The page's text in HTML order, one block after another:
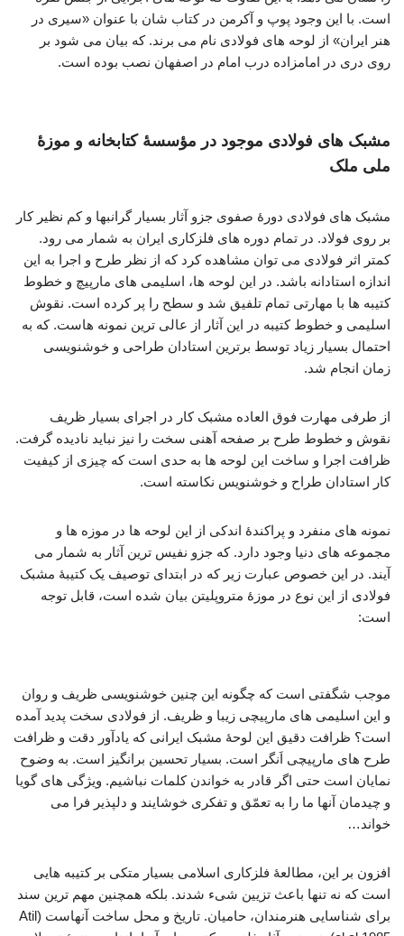
است. با این وجود پوپ و آکرمن در کتاب شان با عنوان «سیری در
هنر ایران» از لوحه های فولادی نام می برند. که بیان می شود بر
روی دری در امامزاده درب امام در اصفهان نصب بوده است.
مشبک های فولادی موجود در مؤسسۀ کتابخانه و موزۀ
ملی ملک
مشبک های فولادی دورۀ صفوی جزو آثار بسیار گرانبها و کم نظیر کار
بر روی فولاد. در تمام دوره های فلزکاری ایران به شمار می رود.
کمتر اثر فولادی می توان مشاهده کرد که از نظر طرح و اجرا به این
اندازه استادانه باشد. در این لوحه ها، اسلیمی های مارپیچ و خطوط
کتیبه ها با مهارتی تمام تلفیق شد و سطح را پر کرده است. نقوش
اسلیمی و خطوط کتیبه در این آثار از عالی ترین نمونه هاست. که به
احتمال بسیار زیاد توسط برترین استادان طراحی و خوشنویسی
زمان انجام شد.
از طرفی مهارت فوق العاده مشبک کار در اجرای بسیار ظریف
نقوش و خطوط طرح بر صفحه آهنی سخت را نیز نباید نادیده گرفت.
ظرافت اجرا و ساخت این لوحه ها به حدی است که چیزی از کیفیت
کار استادان طراح و خوشنویس نکاسته است.
نمونه های منفرد و پراکندۀ اندکی از این لوحه ها در موزه ها و
مجموعه های دنیا وجود دارد. که جزو نفیس ترین آثار به شمار می
آیند. در این خصوص عبارت زیر که در ابتدای توصیف یک کتیبۀ مشبک
فولادی از این نوع در موزۀ متروپلیتن بیان شده است، قابل توجه
است:
موجب شگفتی است که چگونه این چنین خوشنویسی ظریف و روان
و این اسلیمی های مارپیچی زیبا و ظریف. از فولادی سخت پدید آمده
است؟ ظرافت دقیق این لوحۀ مشبک ایرانی که یادآور دقت و ظرافت
طرح های مارپیچی اَنگر است. بسیار تحسین برانگیز است. به وضوح
نمایان است حتی اگر قادر به خواندن کلمات نباشیم. ویژگی های گویا
و چیدمان آنها ما را به تعمّق و تفکری خوشایند و دلپذیر فرا می
خواند…
افزون بر این، مطالعۀ فلزکاری اسلامی بسیار متکی بر کتیبه هایی
است که نه تنها باعث تزیین شیء شدند. بلکه همچنین مهم ترین سند
برای شناسایی هنرمندان، حامیان. تاریخ و محل ساخت آنهاست (Atil